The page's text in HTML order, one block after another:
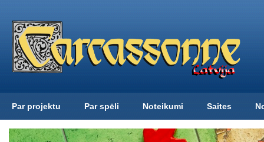
Par projektu Par spēli Noteikumi Saites